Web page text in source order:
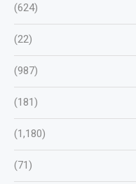
(624)
(22)
(987)
(181)
(1,180)
(71)